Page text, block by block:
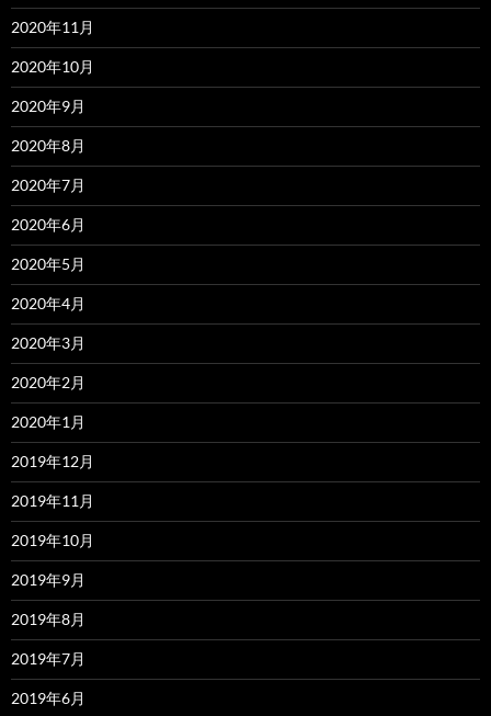
2020年11月
2020年10月
2020年9月
2020年8月
2020年7月
2020年6月
2020年5月
2020年4月
2020年3月
2020年2月
2020年1月
2019年12月
2019年11月
2019年10月
2019年9月
2019年8月
2019年7月
2019年6月